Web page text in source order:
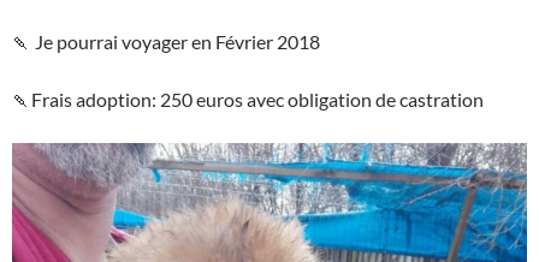
🍡 Je pourrai voyager en Février 2018
🍡Frais adoption: 250 euros avec obligation de castration